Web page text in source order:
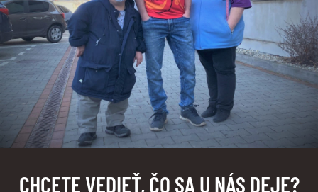
CHCETE VEDIEŤ, ČO SA U NÁS DEJE?